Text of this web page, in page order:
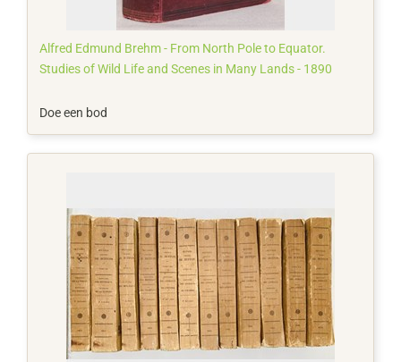
Alfred Edmund Brehm - From North Pole to Equator.
Studies of Wild Life and Scenes in Many Lands - 1890
Doe een bod